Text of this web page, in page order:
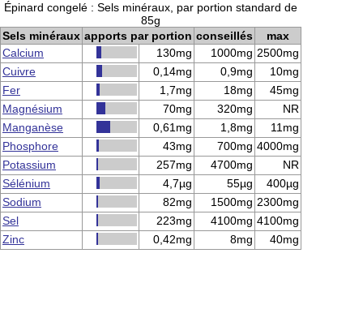
Épinard congelé : Sels minéraux, par portion standard de
85g
Sels minéraux apports par portion conseillés
max
Calcium
130mg 1000mg 2500mg
Cuivre
0,14mg 0,9mg
10mg
Fer
1,7mg 18mg
45mg
Magnésium
70mg 320mg
NR
Manganèse
0,61mg 1,8mg
11mg
Phosphore
43mg 700mg 4000mg
Potassium
257mg 4700mg
NR
Sélénium
4,7µg 55µg
400µg
Sodium
82mg 1500mg 2300mg
Sel
223mg 4100mg 4100mg
Zinc
0,42mg 8mg 40mg